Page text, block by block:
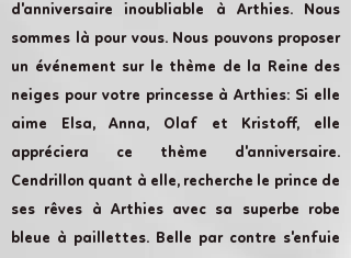
d'anniversaire inoubliable à Arthies. Nous
sommes là pour vous. Nous pouvons proposer
un événement sur le thème de la Reine des
neiges pour votre princesse à Arthies: Si elle
aime Elsa, Anna, Olaf et Kristoff, elle
appréciera ce thème d'anniversaire.
Cendrillon quant à elle, recherche le prince de
ses rêves à Arthies avec sa superbe robe
bleue à paillettes. Belle par contre s'enfuie